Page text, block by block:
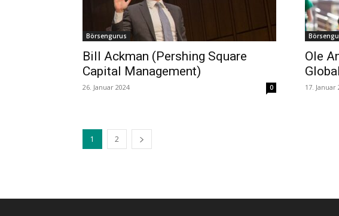
Börsengurus
Bill Ackman (Pershing Square
Capital Management)
26. Januar 2024 0
Ole
17. Januar
1 2